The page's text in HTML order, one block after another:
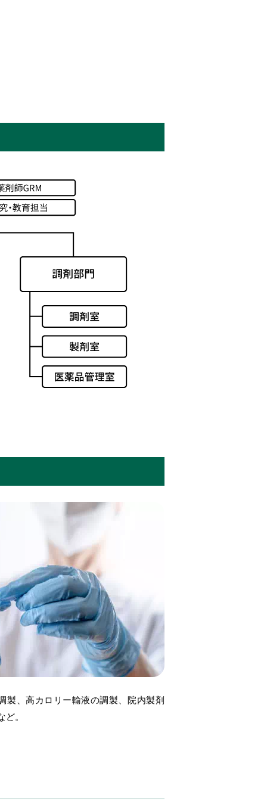
製、高カロリー輸液の調製、院内製剤
。